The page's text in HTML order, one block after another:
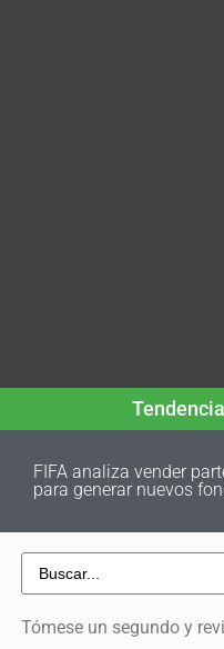
FIFA analiza vender
para generar nuevos
Tómese un segundo y